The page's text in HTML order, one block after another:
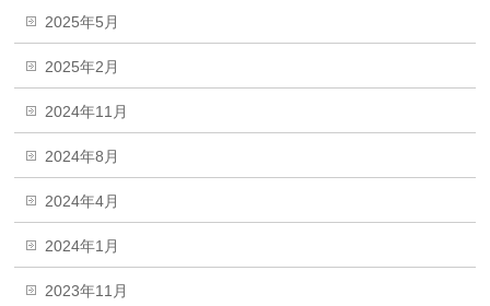
2025年5月
2025年2月
2024年11月
2024年8月
2024年4月
2024年1月
2023年11月